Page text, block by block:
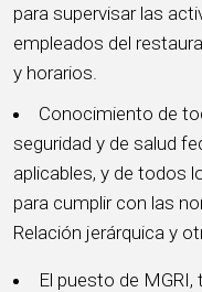
para supervisar las
empleados del
y horarios.
Conocimiento de
seguridad y de salud
aplicables, y de todos
para cumplir con las
Relación jerárquica y
El puesto de